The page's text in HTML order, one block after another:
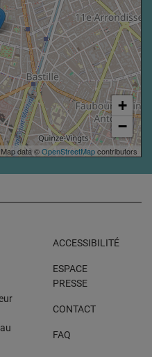
+
−
data ©OpenStreetMapcontributors
ACCESSIBILITÉ
ESPACE
PRESSE
CONTACT
FAQ